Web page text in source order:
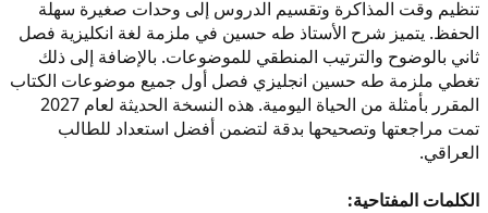
تنظيم وقت المذاكرة وتقسيم الدروس إلى وحدات صغيرة سهلة
الحفظ. يتميز شرح الأستاذ طه حسين في ملزمة لغة انكليزية فصل
ثاني بالوضوح والترتيب المنطقي للموضوعات. بالإضافة إلى ذلك
تغطي ملزمة طه حسين انجليزي فصل أول جميع موضوعات الكتاب
المقرر بأمثلة من الحياة اليومية. هذه النسخة الحديثة لعام 2027
تمت مراجعتها وتصحيحها بدقة لتضمن أفضل استعداد للطالب
العراقي.
الكلمات المفتاحية: